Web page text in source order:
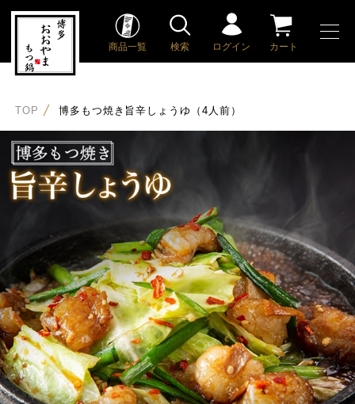
商品一覧 検索 ログイン カート
TOP 博多もつ焼き旨辛しょうゆ（4人前）